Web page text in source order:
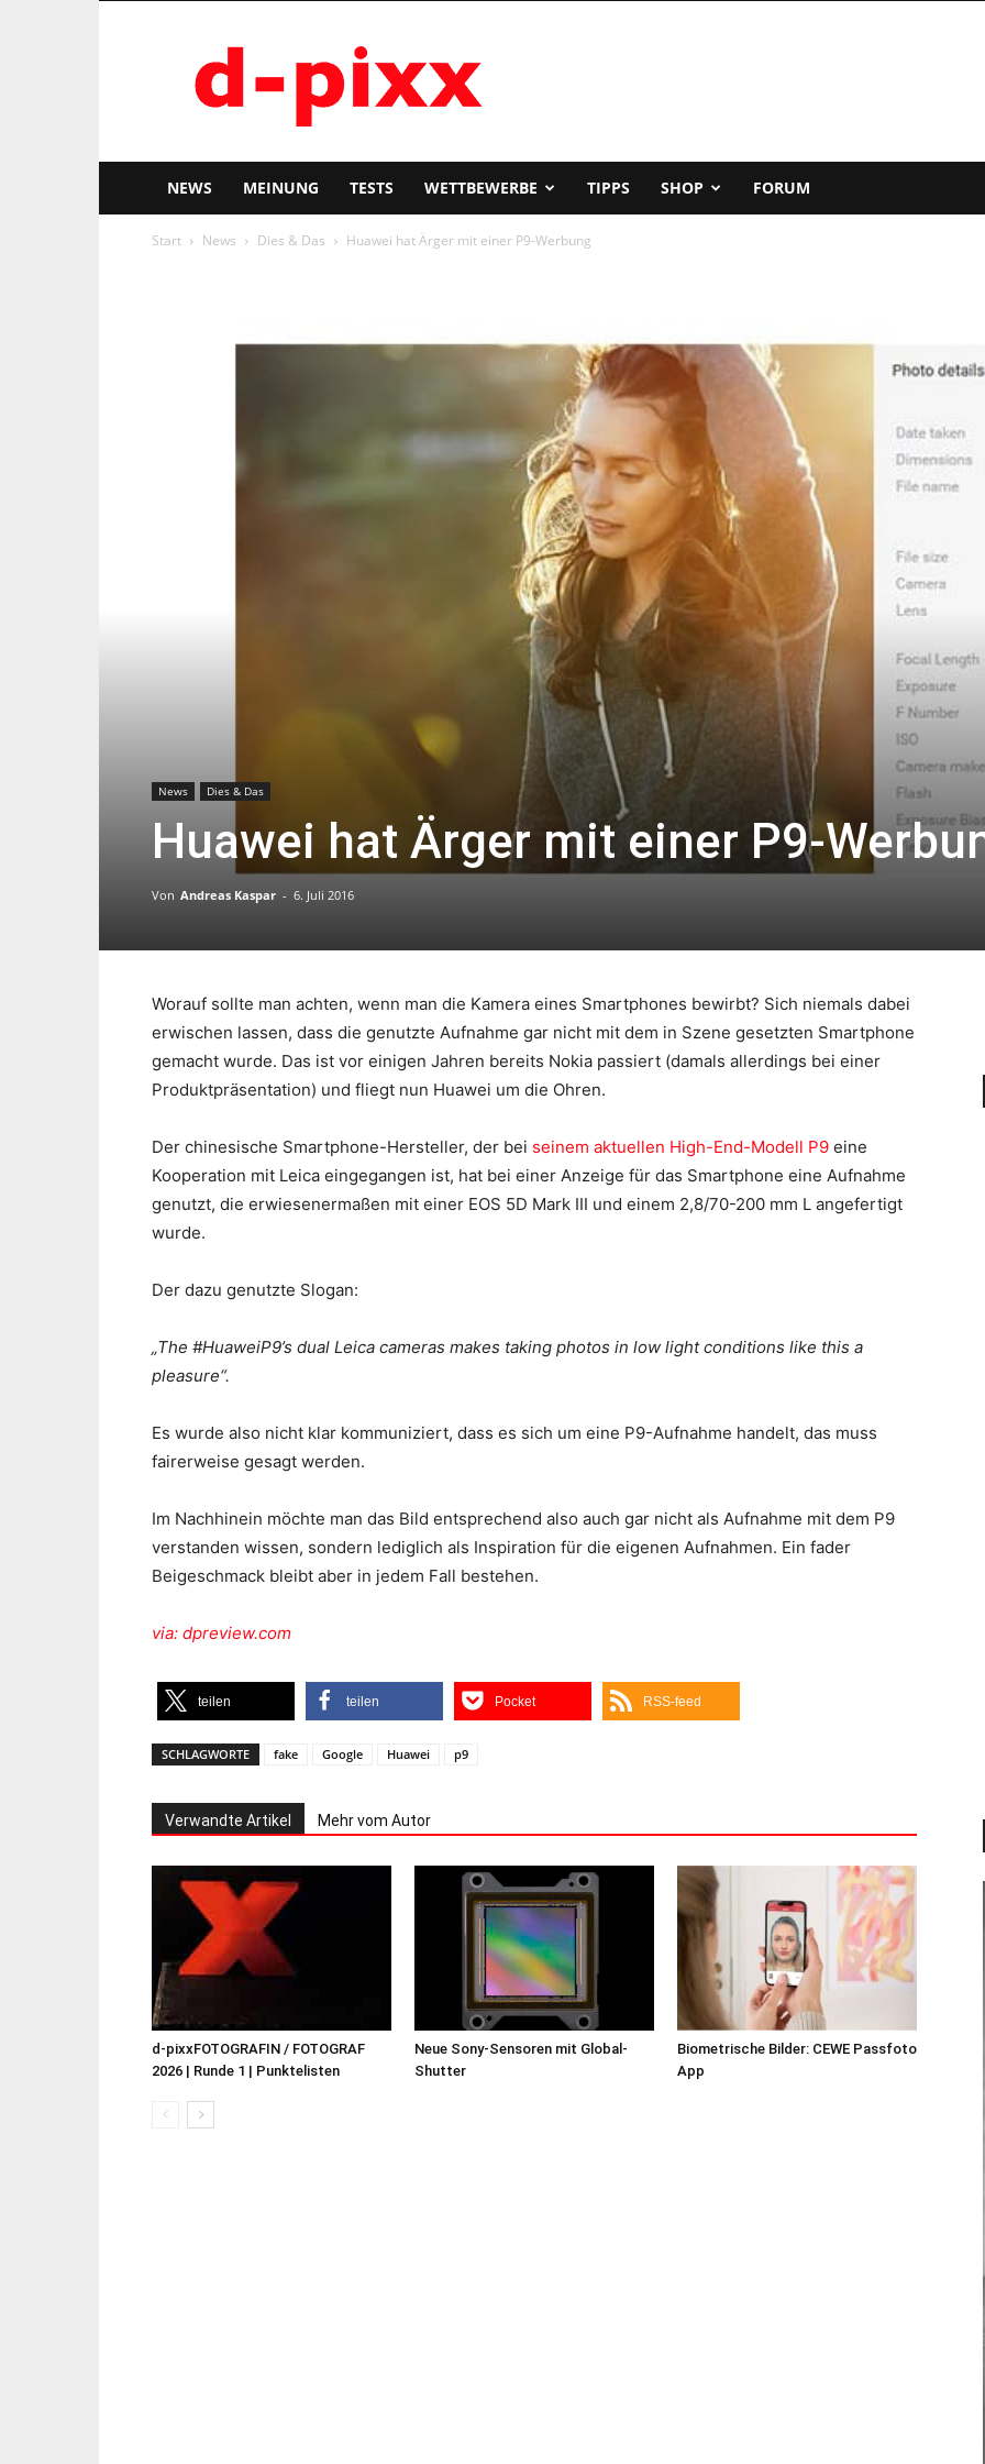
pixx
NEWS MEINUNG TESTS WETTBEWERBE TIPPS SHOP FORUM
Start News Dies & Das Huawei hat Ärger mit einer P9-Werbung
News Dies & Das
Huawei hat Ärger mit einer P9-
Von Andreas Kaspar - 6. Juli 2016
Worauf sollte man achten, wenn man die Kamera eines Smartphones bewirbt? Sich niemals dabei
erwischen lassen, dass die genutzte Aufnahme gar nicht mit dem in Szene gesetzten Smartphone
gemacht wurde. Das ist vor einigen Jahren bereits Nokia passiert (damals allerdings bei einer
Produktpräsentation) und fliegt nun Huawei um die Ohren.
Der chinesische Smartphone-Hersteller, der bei seinem aktuellen High-End-Modell P9 eine
Kooperation mit Leica eingegangen ist, hat bei einer Anzeige für das Smartphone eine Aufnahme
genutzt, die erwiesenermaßen mit einer EOS 5D Mark III und einem 2,8/70-200 mm L angefertigt
wurde.
Der dazu genutzte Slogan:
„The #HuaweiP9’s dual Leica cameras makes taking photos in low light conditions like this a
pleasure“.
Es wurde also nicht klar kommuniziert, dass es sich um eine P9-Aufnahme handelt, das muss
fairerweise gesagt werden.
Im Nachhinein möchte man das Bild entsprechend also auch gar nicht als Aufnahme mit dem P9
verstanden wissen, sondern lediglich als Inspiration für die eigenen Aufnahmen. Ein fader
Beigeschmack bleibt aber in jedem Fall bestehen.
via: dpreview.com
teilen teilen Pocket RSS-feed
SCHLAGWORTE fake Google Huawei p9
Verwandte Artikel Mehr vom Autor
d-pixxFOTOGRAFIN / FOTOGRAF
2026 | Runde 1 | Punktelisten
Neue Sony-Sensoren mit Global-
Shutter
Biometrische Bilder: CEWE Passfoto
App